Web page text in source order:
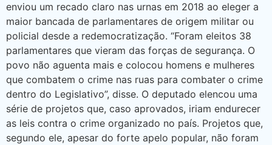
enviou um recado claro nas urnas em 2018 ao eleger a
maior bancada de parlamentares de origem militar ou
policial desde a redemocratização. “Foram eleitos 38
parlamentares que vieram das forças de segurança. O
povo não aguenta mais e colocou homens e mulheres
que combatem o crime nas ruas para combater o crime
dentro do Legislativo”, disse. O deputado elencou uma
série de projetos que, caso aprovados, iriam endurecer
as leis contra o crime organizado no país. Projetos que,
segundo ele, apesar do forte apelo popular, não foram